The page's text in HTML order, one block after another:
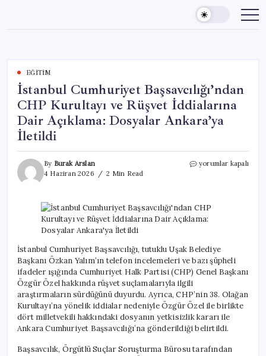
content
EĞITIM
İstanbul Cumhuriyet Başsavcılığı’ndan
CHP Kurultayı ve Rüşvet İddialarına
Dair Açıklama: Dosyalar Ankara’ya
İletildi
By Burak Arslan
4 Haziran 2026
2 Min Read
İstanbul
Kurultayı
ve
Rüşvet
Açıklama:
Dosyalar
Ankara’ya
için
yorumlar kapalı
İstanbul Cumhuriyet Başsavcılığı, tutuklu Uşak Belediye
Başkanı Özkan Yalım’ın telefon incelemeleri ve bazı şüpheli
ifadeler ışığında Cumhuriyet Halk Partisi (CHP) Genel Başkanı
Özgür Özel hakkında rüşvet suçlamalarıyla ilgili
araştırmaların sürdüğünü duyurdu. Ayrıca, CHP’nin 38. Olağan
Kurultayı’na yönelik iddialar nedeniyle Özgür Özel ile birlikte
dört milletvekili hakkındaki dosyanın yetkisizlik kararı ile
Ankara Cumhuriyet Başsavcılığı’na gönderildiği belirtildi.
Başsavcılık, Örgütlü Suçlar Soruşturma Bürosu tarafından